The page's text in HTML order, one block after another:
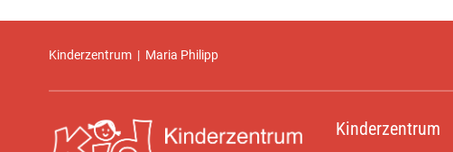
Kinderzentrum| Maria Philipp
Kinderzentrum